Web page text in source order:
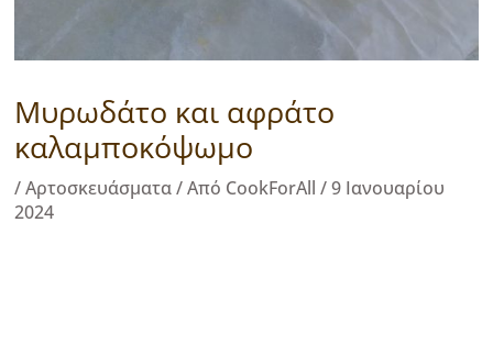
Μυρωδάτο και αφράτο
καλαμποκόψωμο
/Αρτοσκευάσματα/ Από CookForAll /9 Ιανουαρίου
2024